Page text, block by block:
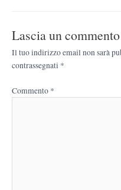
Lascia un commento
Il tuo indirizzo email non sarà
contrassegnati *
Commento *